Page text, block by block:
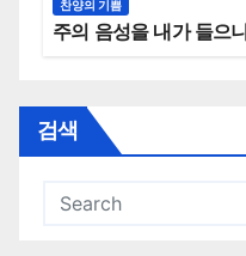
찬양의 기쁨
주의 음성을 내가 들으니
검색